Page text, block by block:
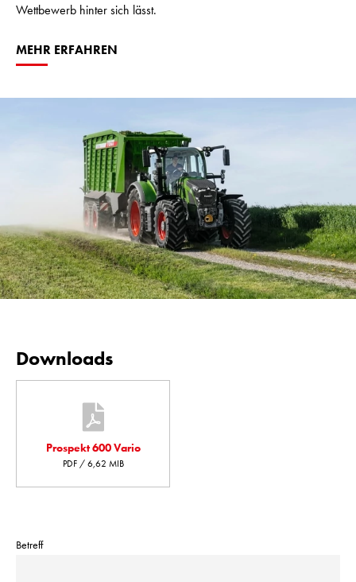
Wettbewerb hinter sich lässt.
MEHR ERFAHREN
Downloads
Prospekt 600 Vario
PDF / 6,62 MIB
Betreff